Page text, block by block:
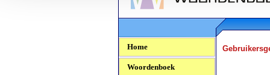
Woordenboek.NU
Home
Woordenboek